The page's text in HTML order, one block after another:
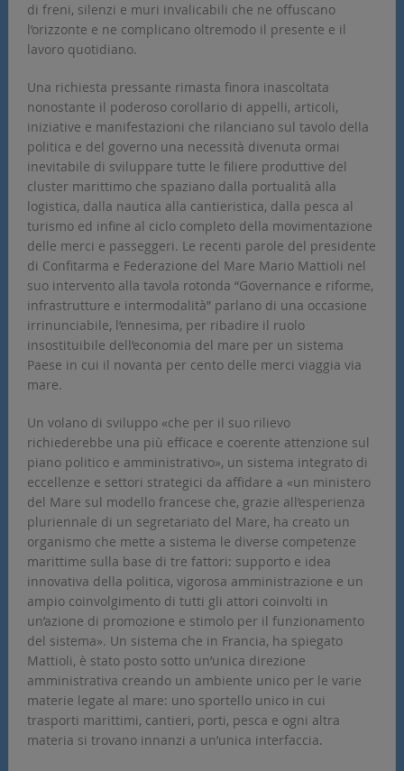
di freni, silenzi e muri invalicabili che ne offuscano
l’orizzonte e ne complicano oltremodo il presente e il
lavoro quotidiano.
Una richiesta pressante rimasta finora inascoltata
nonostante il poderoso corollario di appelli, articoli,
iniziative e manifestazioni che rilanciano sul tavolo della
politica e del governo una necessità divenuta ormai
inevitabile di sviluppare tutte le filiere produttive del
cluster marittimo che spaziano dalla portualità alla
logistica, dalla nautica alla cantieristica, dalla pesca al
turismo ed infine al ciclo completo della movimentazione
delle merci e passeggeri. Le recenti parole del presidente
di Confitarma e Federazione del Mare Mario Mattioli nel
suo intervento alla tavola rotonda “Governance e riforme,
infrastrutture e intermodalità” parlano di una occasione
irrinunciabile, l’ennesima, per ribadire il ruolo
insostituibile dell’economia del mare per un sistema
Paese in cui il novanta per cento delle merci viaggia via
mare.
Un volano di sviluppo «che per il suo rilievo
richiederebbe una più efficace e coerente attenzione sul
piano politico e amministrativo», un sistema integrato di
eccellenze e settori strategici da affidare a «un ministero
del Mare sul modello francese che, grazie all’esperienza
pluriennale di un segretariato del Mare, ha creato un
organismo che mette a sistema le diverse competenze
marittime sulla base di tre fattori: supporto e idea
innovativa della politica, vigorosa amministrazione e un
ampio coinvolgimento di tutti gli attori coinvolti in
un’azione di promozione e stimolo per il funzionamento
del sistema». Un sistema che in Francia, ha spiegato
Mattioli, è stato posto sotto un’unica direzione
amministrativa creando un ambiente unico per le varie
materie legate al mare: uno sportello unico in cui
trasporti marittimi, cantieri, porti, pesca e ogni altra
materia si trovano innanzi a un’unica interfaccia.